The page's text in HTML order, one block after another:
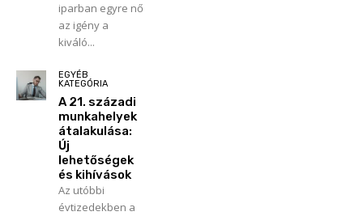
iparban egyre nő
az igény a
kiváló...
EGYÉB
KATEGÓRIA
A 21. századi
munkahelyek
átalakulása:
Új
lehetőségek
és kihívások
Az utóbbi
évtizedekben a